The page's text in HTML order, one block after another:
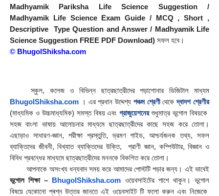
Madhyamik Pariksha Life Science Suggestion /
Madhyamik Life Science Exam Guide / MCQ , Short ,
Descriptive  Type Question and Answer / Madhyamik Life
Science Suggestion FREE PDF Download) সফল হবে।
© BhugolShiksha.com
BhugolShiksha.com । এর প্রধান উদ্দেশ্য পঞ্চম শ্রেণী থেকে দ্বাদশ শ্রেণীর
(মাধ্যমিক ও উচ্চমাধ্যমিক) সমস্ত বিষয় এবং গ্রাজুয়েশনের শুধুমাত্র ভূগোল বিষয়কে
সহজ বাংলা ভাষায় আলোচনার মাধ্যমে ছাত্রছাত্রীদের কাছে সহজ করে তোলা।
এছাড়াও সাধারণ-জ্ঞান, পরীক্ষা প্রস্তুতি, ভ্রমণ গাইড, আশ্চর্যজনক তথ্য, সফল
ব্যাক্তিদের জীবনী, বিখ্যাত ব্যাক্তিদের উক্তি,  প্রাণী জ্ঞান, কম্পিউটার, বিজ্ঞান ও
বিবিধ প্রবন্ধের মাধ্যমে ছাত্রছাত্রীদের মননকে বিকশিত করে তোলা।
ভূগোল শিক্ষা –
BhugolShiksha.com ওয়েবসাইটের পাশে থাকুন। ভূগোল
বিষয়ে যেকোনো প্ৰশ্ন উত্তর জানতে এই ওয়েবসাইট টি ফলাে করুন এবং নিজেকে